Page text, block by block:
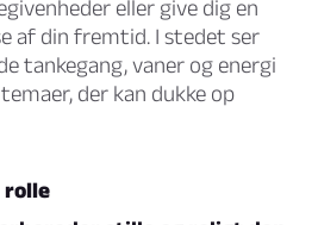
eller give dig en
af din fremtid. I stedet ser
tankegang, vaner og energi
der kan dukke op
rolle